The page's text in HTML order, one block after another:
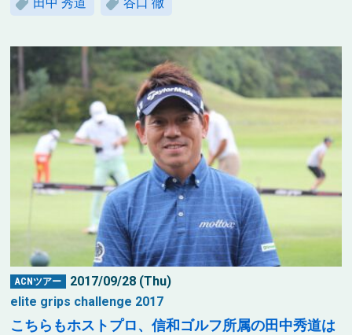
ACNツアー
2017/09/28 (Thu)
elite grips challenge 2017
こちらもホストプロ、信和ゴルフ所属の田中秀道は